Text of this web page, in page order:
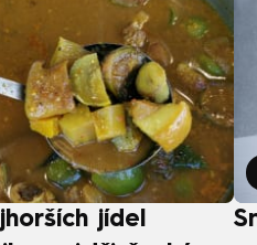
jídel